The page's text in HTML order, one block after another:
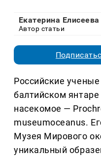
Екатерина Елисеева
Автор статьи
Российские
балтийском
насекомое —
museumoceanus.
Музея Мирового
уникальный